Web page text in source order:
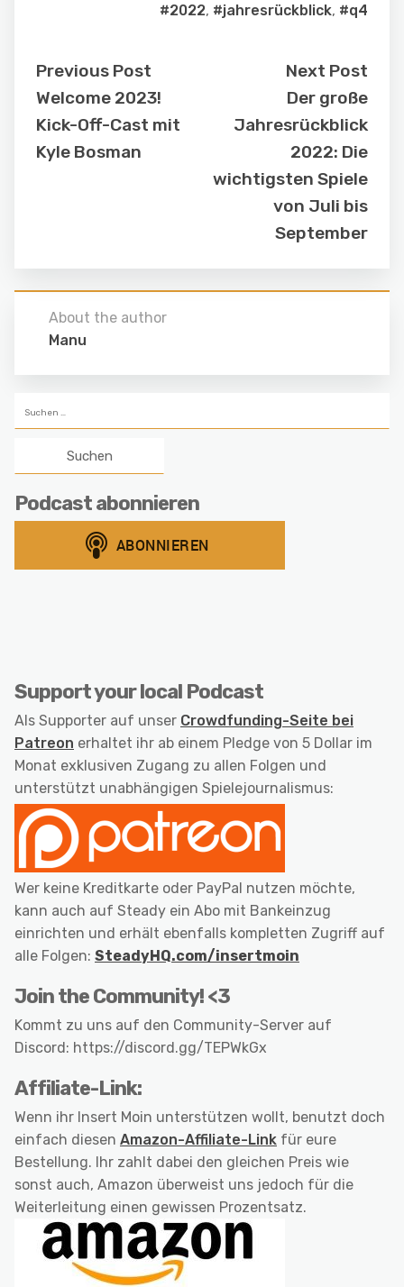
#2022, #jahresrückblick, #q4
Previous Post
Welcome 2023!
Kick-Off-Cast mit
Kyle Bosman
Next Post
Der große
Jahresrückblick
2022: Die
wichtigsten Spiele
von Juli bis
September
About the author
Manu
nach:
Podcast abonnieren
Support your local Podcast
Als Supporter auf unser Crowdfunding-Seite bei
Patreon erhaltet ihr ab einem Pledge von 5 Dollar im
Monat exklusiven Zugang zu allen Folgen und
unterstützt unabhängigen Spielejournalismus:
Wer keine Kreditkarte oder PayPal nutzen möchte,
kann auch auf Steady ein Abo mit Bankeinzug
einrichten und erhält ebenfalls kompletten Zugriff auf
alle Folgen: SteadyHQ.com/insertmoin
Join the Community! <3
Kommt zu uns auf den Community-Server auf
Discord: https://discord.gg/TEPWkGx
Affiliate-Link:
Wenn ihr Insert Moin unterstützen wollt, benutzt doch
einfach diesen Amazon-Affiliate-Link für eure
Bestellung. Ihr zahlt dabei den gleichen Preis wie
sonst auch, Amazon überweist uns jedoch für die
Weiterleitung einen gewissen Prozentsatz.